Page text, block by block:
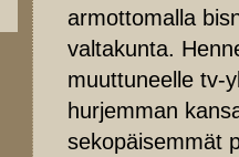
armottomalla
valtakunta.
muuttuneelle tv-
hurjemman
sekopäisemmät